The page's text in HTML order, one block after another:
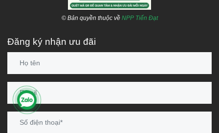
© Bản quyền thuộc về NPP Tiến Đạt
Đăng ký nhận ưu đãi